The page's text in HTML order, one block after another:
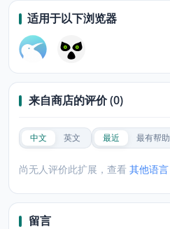
适用于以下浏览器
来自商店的评价 (0)
中文 英文 最近 最有帮助
尚无人评价此扩展，查看 其他语言
留言